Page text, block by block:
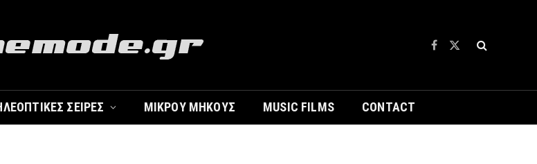
Facebook
X
ΣΕΙΡΈΣ ΜΙΚΡΟΎ ΜΉΚΟΥΣ MUSIC FILMS CONTACT